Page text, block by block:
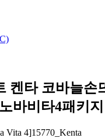
켄타 코바늘손
바비타4패키지
Vita 4]15770_Kenta